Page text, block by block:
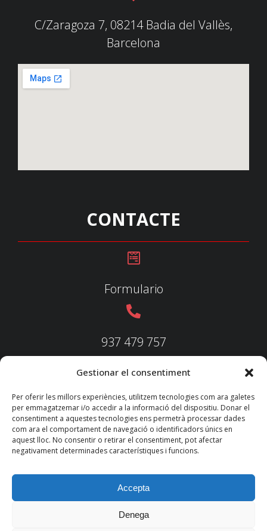
Gestionar el consentiment
Per oferir les millors experiències, utilitzem tecnologies com ara galetes
per emmagatzemar i/o accedir a la informació del dispositiu. Donar el
consentiment a aquestes tecnologies ens permetrà processar dades
com ara el comportament de navegació o identificadors únics en
aquest lloc. No consentir o retirar el consentiment, pot afectar
negativament determinades característiques i funcions.
Accepta
Denega
C/Zaragoza 7, 08214 Badia del Vallès,
Barcelona
CONTACTE
Formulario
937 479 757
937 479 758
federacio@fedecatjudo.cat
Consultores S.L.